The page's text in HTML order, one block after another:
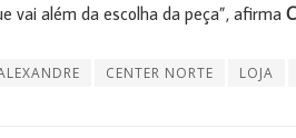
vai além da escolha da peça”, afirma
CENTER NORTE LOJA